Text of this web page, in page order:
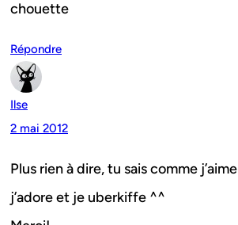
chouette
Répondre
Ilse
2 mai 2012
Plus rien à dire, tu sais comme j’aime
j’adore et je uberkiffe ^^